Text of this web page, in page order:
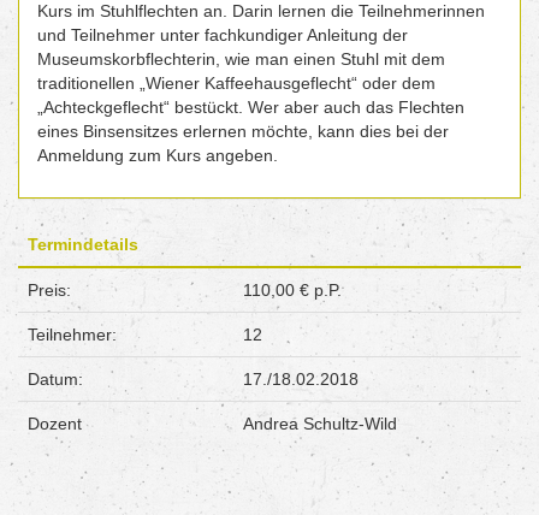
Kurs im Stuhlflechten an. Darin lernen die Teilnehmerinnen
und Teilnehmer unter fachkundiger Anleitung der
Museumskorbflechterin, wie man einen Stuhl mit dem
traditionellen „Wiener Kaffeehausgeflecht“ oder dem
„Achteckgeflecht“ bestückt. Wer aber auch das Flechten
eines Binsensitzes erlernen möchte, kann dies bei der
Anmeldung zum Kurs angeben.
Termindetails
Preis: 110,00 € p.P.
Teilnehmer: 12
Datum: 17./18.02.2018
Dozent Andrea Schultz-Wild